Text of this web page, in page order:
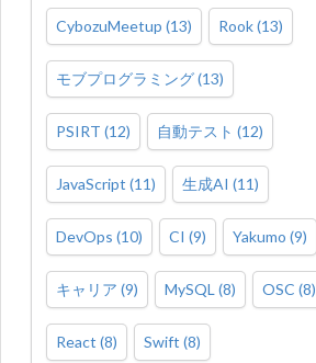
CybozuMeetup (13) Rook(13)
モブプログラミング(13)
PSIRT (12) 自動テスト (12)
JavaScript (11) 生成AI (11)
DevOps (10) CI (9) Yakumo (9)
キャリア (9) MySQL (8) OSC (8)
React (8) Swift (8)